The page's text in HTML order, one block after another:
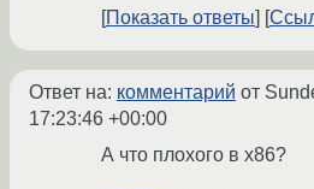
Показать ответы
Ответ на: комментарий от
17:23:46 +00:00
А что плохого в x86?